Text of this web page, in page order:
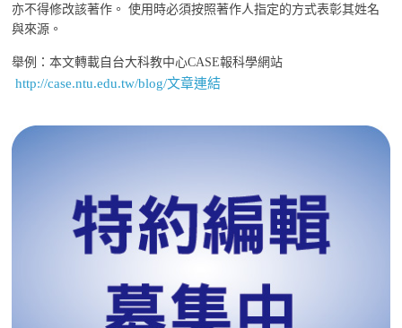
亦不得修改該著作。 使用時必須按照著作人指定的方式表彰其姓名
與來源。
舉例：本文轉載自台大科教中心CASE報科學網站
http://case.ntu.edu.tw/blog/文章連結